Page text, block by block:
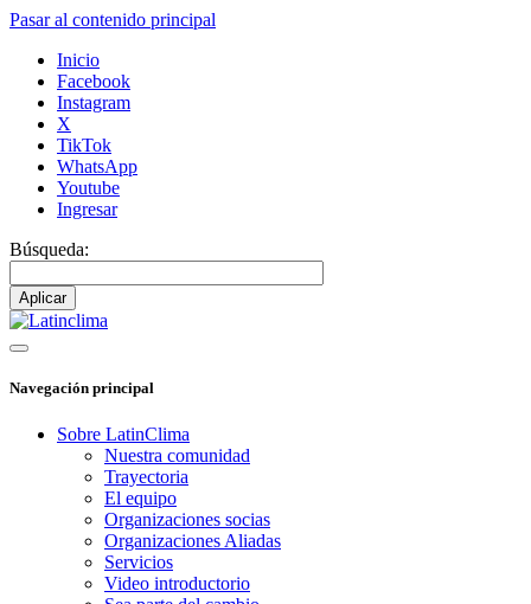
Pasar al contenido principal
Inicio
Facebook
Instagram
X
TikTok
WhatsApp
Youtube
Ingresar
Búsqueda:
Navegación principal
Sobre LatinClima
Nuestra comunidad
Trayectoria
El equipo
Organizaciones socias
Organizaciones Aliadas
Servicios
Video introductorio